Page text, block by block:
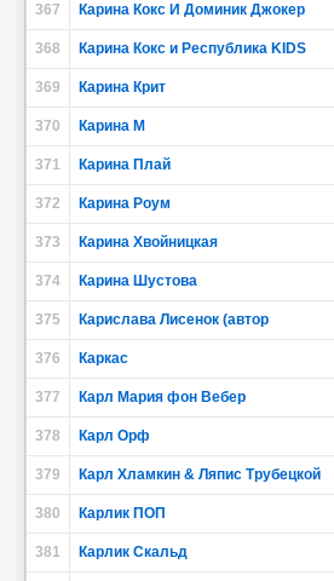
367 Карина Кокс И Доминик Джокер
368 Карина Кокс и Республика KIDS
369 Карина Крит
370 Карина М
371 Карина Плай
372 Карина Роум
373 Карина Хвойницкая
374 Карина Шустова
375 Карислава Лисенок (автор
376 Каркас
377 Карл Мария фон Вебер
378 Карл Орф
379 Карл Хламкин & Ляпис Трубецкой
380 Карлик ПОП
381 Карлик Скальд